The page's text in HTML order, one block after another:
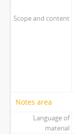
Scope and content
Notes area
Language of
material